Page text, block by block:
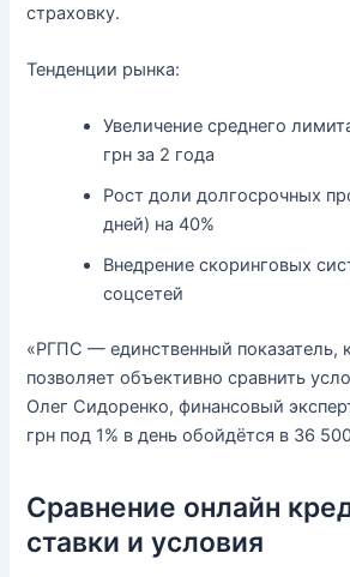
страховку.
Тенденции рынка:
Увеличение среднего
грн за 2 года
Рост доли долгосрочных
дней) на 40%
Внедрение скоринговых
соцсетей
«РГПС — единственный показатель,
позволяет объективно сравнить
Олег Сидоренко, финансовый
грн под 1% в день обойдётся в 36
Сравнение онлайн
ставки и условия